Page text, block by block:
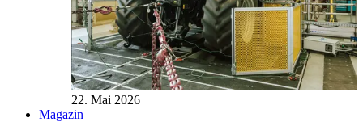
22. Mai 2026
Magazin